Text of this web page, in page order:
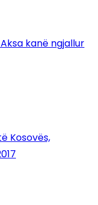
kanë ngjallur
Kosovës,